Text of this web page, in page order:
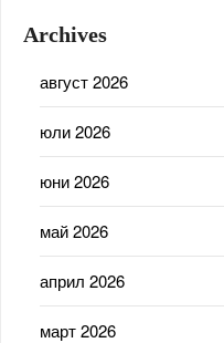
Archives
август 2026
юли 2026
юни 2026
май 2026
април 2026
март 2026